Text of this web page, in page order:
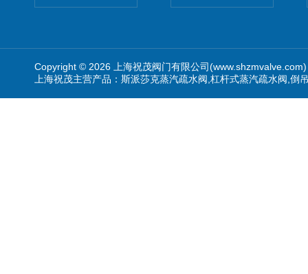
Copyright © 2026 上海祝茂阀门有限公司
上海祝茂主营产品：斯派莎克蒸汽疏水阀,杠杆式蒸汽疏水阀,倒